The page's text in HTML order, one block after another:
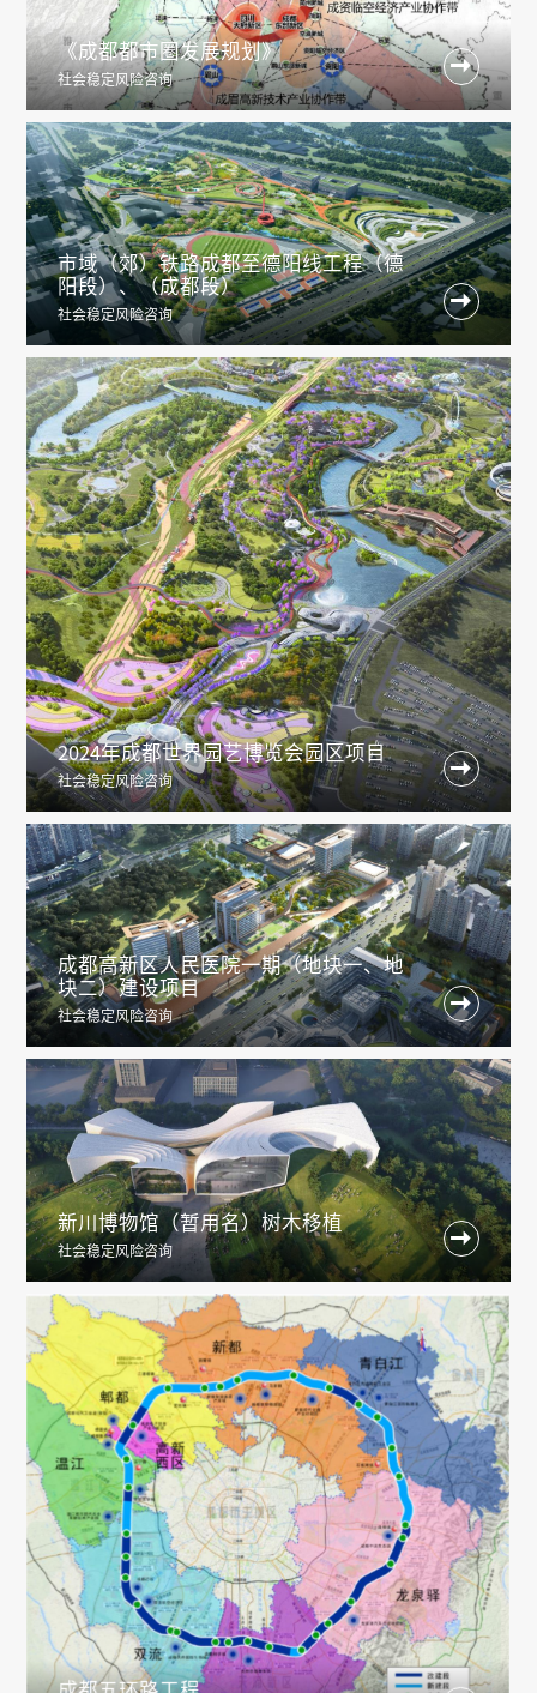
《成都都市圈发展规划》
社会稳定风险咨询

市域（郊）铁路成都至德阳线工程（德
阳段）、（成都段）
社会稳定风险咨询

2024年成都世界园艺博览会园区项目
社会稳定风险咨询

成都高新区人民医院一期（地块一、地
块二）建设项目
社会稳定风险咨询

新川博物馆（暂用名）树木移植
社会稳定风险咨询
